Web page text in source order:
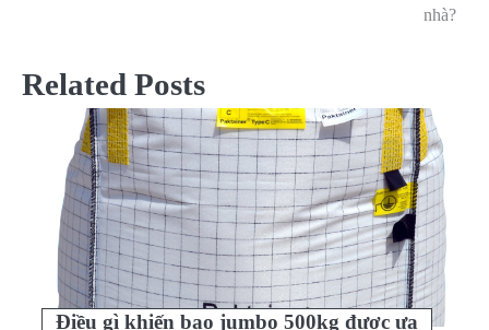
viết
nhà?
Related Posts
Điều gì khiến bao jumbo 500kg được ưa